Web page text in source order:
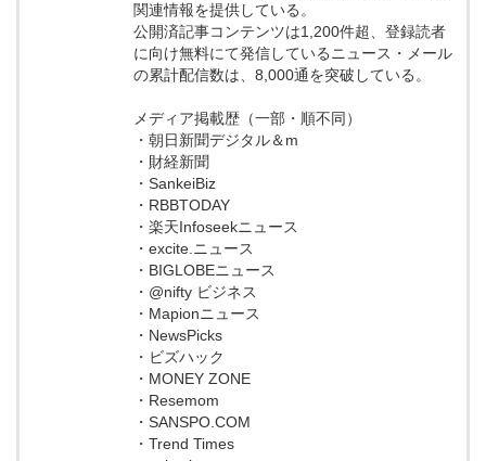
関連情報を提供している。
公開済記事コンテンツは1,200件超、登録読者
に向け無料にて発信しているニュース・メール
の累計配信数は、8,000通を突破している。
メディア掲載歴（一部・順不同）
・朝日新聞デジタル＆m
・財経新聞
・SankeiBiz
・RBBTODAY
・楽天Infoseekニュース
・excite.ニュース
・BIGLOBEニュース
・@nifty ビジネス
・Mapionニュース
・NewsPicks
・ビズハック
・MONEY ZONE
・Resemom
・SANSPO.COM
・Trend Times